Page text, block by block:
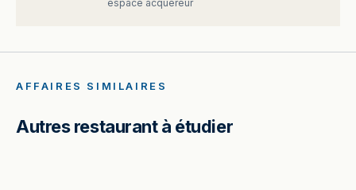
espace acquéreur
AFFAIRES SIMILAIRES
Autres restaurant à étudier